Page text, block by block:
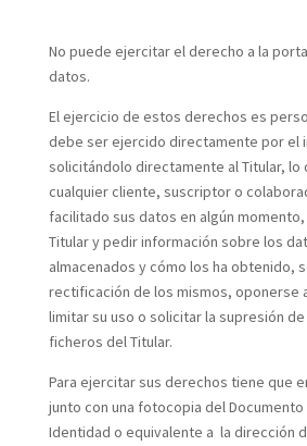
No puede ejercitar el derecho a la
datos.
El ejercicio de estos derechos es
debe ser ejercido directamente por el
solicitándolo directamente al Titular, lo
cualquier cliente, suscriptor o
facilitado sus datos en algún
Titular y pedir información sobre los
almacenados y cómo los ha obtenido,
rectificación de los mismos, oponerse
limitar su uso o solicitar la supresión
ficheros del Titular.
Para ejercitar sus derechos tiene que
junto con una fotocopia del Documento
Identidad o equivalente a la dirección